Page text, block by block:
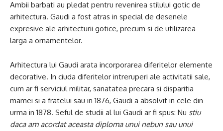
Ambii barbati au pledat pentru revenirea stilului gotic de
arhitectura. Gaudi a fost atras in special de desenele
expresive ale arhitecturii gotice, precum si de utilizarea
larga a ornamentelor.
Arhitectura lui Gaudi arata incorporarea diferitelor elemente
decorative. In ciuda diferitelor intreruperi ale activitatii sale,
cum ar fi serviciul militar, sanatatea precara si disparitia
mamei si a fratelui sau in 1876, Gaudi a absolvit in cele din
urma in 1878. Seful de studii al lui Gaudi ar fi spus: Nu stiu
daca am acordat aceasta diploma unui nebun sau unui